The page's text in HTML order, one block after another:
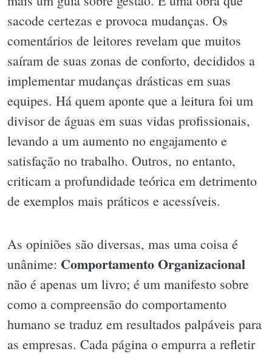
sacode certezas e provoca mudanças. Os
comentários de leitores revelam que muitos
saíram de suas zonas de conforto, decididos a
implementar mudanças drásticas em suas
equipes. Há quem aponte que a leitura foi um
divisor de águas em suas vidas profissionais,
levando a um aumento no engajamento e
satisfação no trabalho. Outros, no entanto,
criticam a profundidade teórica em detrimento
de exemplos mais práticos e acessíveis.
As opiniões são diversas, mas uma coisa é
unânime: Comportamento Organizacional
não é apenas um livro; é um manifesto sobre
como a compreensão do comportamento
humano se traduz em resultados palpáveis para
as empresas. Cada página o empurra a refletir